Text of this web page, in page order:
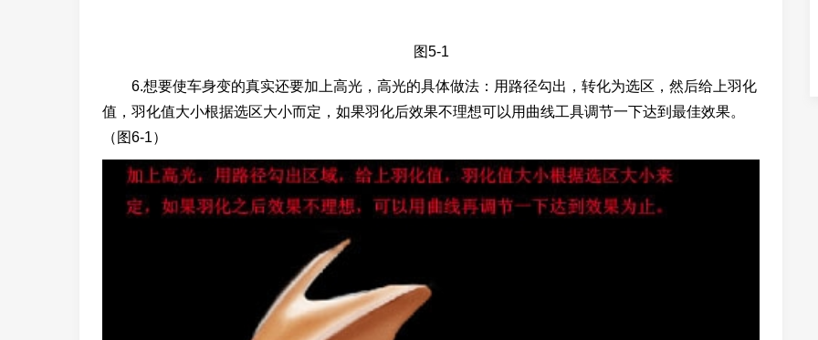
图5-1
6.想要使车身变的真实还要加上高光，高光的具体做法：用路径勾出，转化为选区，然后给上羽化
值，羽化值大小根据选区大小而定，如果羽化后效果不理想可以用曲线工具调节一下达到最佳效果。
（图6-1）